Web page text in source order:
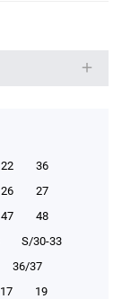
22
36
26
27
47
48
S/30-33
36/37
17
19